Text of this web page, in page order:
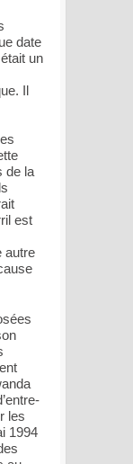
date
un
Il
de la
est
autre
les
1994